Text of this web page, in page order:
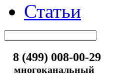
Статьи
8 (499) 008-00-29
многоканальный